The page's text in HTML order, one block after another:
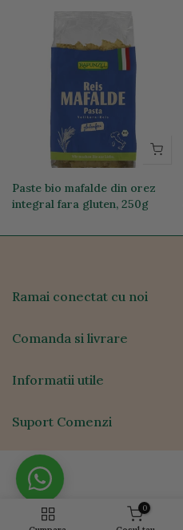
Paste bio mafalde din orez
integral fara gluten, 250g
Ramai conectat cu noi
Comanda si livrare
Informatii utile
Suport Comenzi
0